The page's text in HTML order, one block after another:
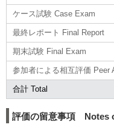
ケース試験 Case Exam
最終レポート Final Report
期末試験 Final Exam
参加者による相互評価 Peer
合計 Total
評価の留意事項 Notes